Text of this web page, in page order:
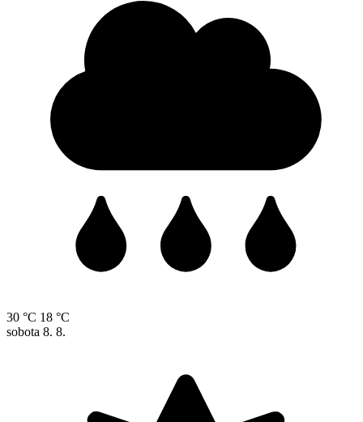
30 °C 18 °C
sobota 8. 8.